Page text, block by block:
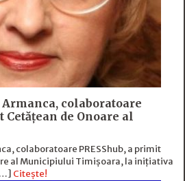
colaboratoare
Cetățean de Onoare al
colaboratoare PRESShub, a primit
al Municipiului Timișoara, la inițiativa
Citește!